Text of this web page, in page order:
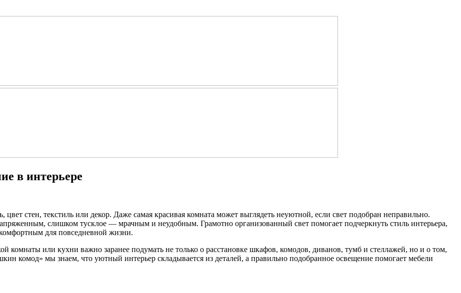
в интерьере
стен, текстиль или декор. Даже самая красивая комната может выглядеть неуютной, если свет подобран неправильно.
слишком тусклое — мрачным и неудобным. Грамотно организованный свет помогает подчеркнуть стиль интерьера,
для повседневной жизни.
комнаты или кухни важно заранее подумать не только о расстановке шкафов, комодов, диванов, тумб и стеллажей, но и о том,
комод» мы знаем, что уютный интерьер складывается из деталей, а правильно подобранное освещение помогает мебели